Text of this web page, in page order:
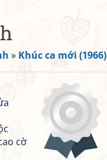
» Khúc ca mới (1966)
cờ